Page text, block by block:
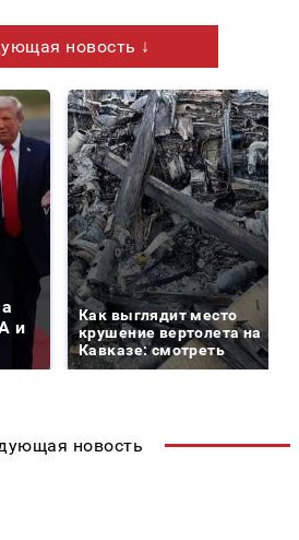
новость ↓
и
Как выглядит место
крушение вертолета на
Кавказе: смотреть
новость